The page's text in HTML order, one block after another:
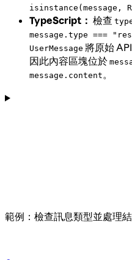
isinstance(message,
TypeScript： 檢查
message.type ===
UserMessage 將原始
因此內容區塊位於
message.content。
範例：檢查訊息類型並處理